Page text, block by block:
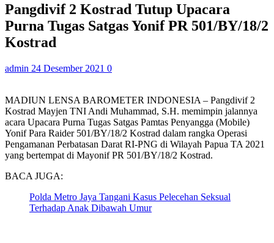
Pangdivif 2 Kostrad Tutup Upacara
Purna Tugas Satgas Yonif PR 501/BY/18/2
Kostrad
admin 24 Desember 2021 0
MADIUN LENSA BAROMETER INDONESIA – Pangdivif 2
Kostrad Mayjen TNI Andi Muhammad, S.H. memimpin jalannya
acara Upacara Purna Tugas Satgas Pamtas Penyangga (Mobile)
Yonif Para Raider 501/BY/18/2 Kostrad dalam rangka Operasi
Pengamanan Perbatasan Darat RI-PNG di Wilayah Papua TA 2021
yang bertempat di Mayonif PR 501/BY/18/2 Kostrad.
BACA JUGA:
Polda Metro Jaya Tangani Kasus Pelecehan Seksual
Terhadap Anak Dibawah Umur